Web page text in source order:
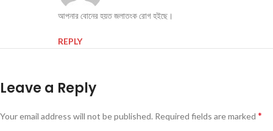
আপনার বোনের হয়ত জলাতংক রোগ হইছে।
REPLY
Leave a Reply
Your email address will not be published. Required fields are marked *
Alternative: